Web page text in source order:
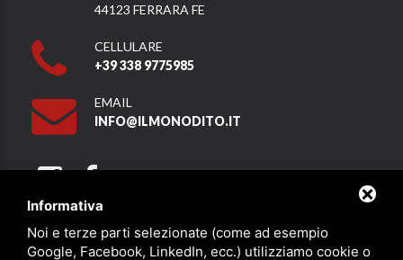
44123 FERRARA FE
CELLULARE
+39 338 9775985
EMAIL
INFO@ILMONODITO.IT
Partner
Informativa
Noi e terze parti selezionate (come ad esempio
Google, Facebook, LinkedIn, ecc.) utilizziamo cookie o